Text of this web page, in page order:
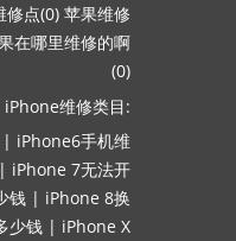
修点(0) 苹果维修
在哪里维修的啊
(0)
iPhone维修类目:
| iPhone6手机维
| iPhone 7无法开
钱 | iPhone 8换
少钱 | iPhone X